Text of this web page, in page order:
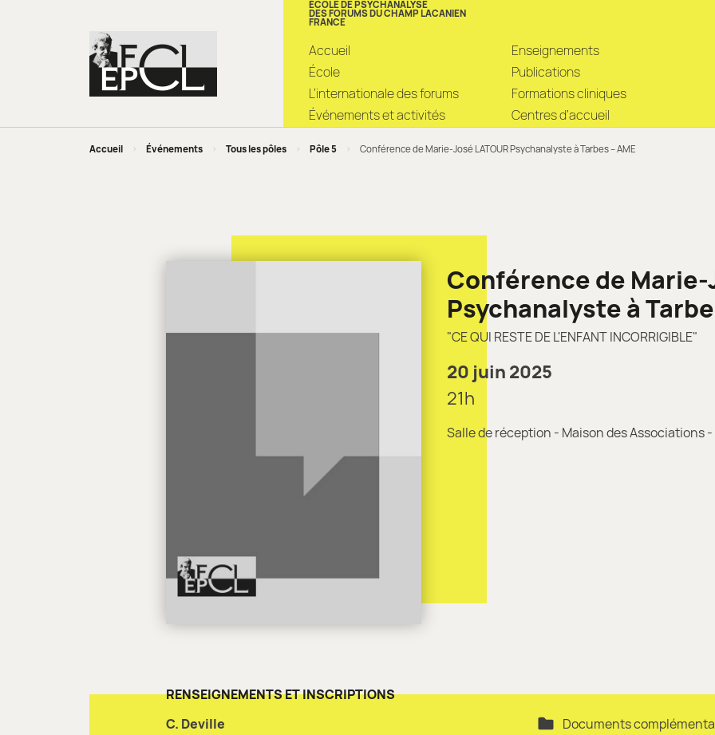
ÉCOLE DE PSYCHANALYSE
DES FORUMS DU CHAMP LACANIEN
FRANCE
Accueil
École
L’internationale des forums
Événements et activités
Enseignements
Publications
Formations cliniques
Centres d’accueil
Accueil > Événements > Tous les pôles > Pôle 5 > Conférence de Marie-José LATOUR Psychanalyste à Tarbes – AME
Conférence de Marie-
Psychanalyste à
"CE QUI RESTE DE L'ENFANT INCORRIGIBLE"
20 juin 2025
21h
Salle de réception - Maison des Associations -
RENSEIGNEMENTS ET INSCRIPTIONS
C. Deville
Documents